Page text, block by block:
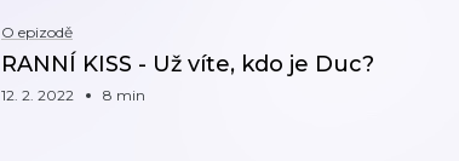
O epizodě
RANNÍ KISS - Už víte, kdo je Duc?
12. 2. 2022 8 min